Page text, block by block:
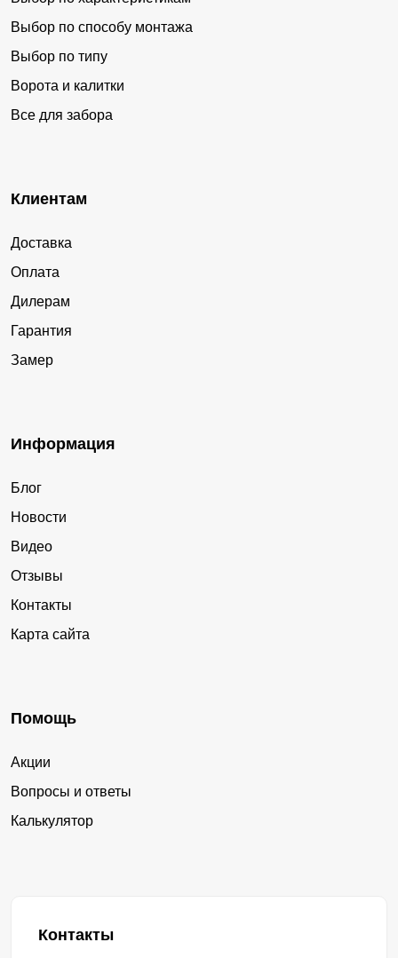
Выбор по способу монтажа
Выбор по типу
Ворота и калитки
Все для забора
Клиентам
Доставка
Оплата
Дилерам
Гарантия
Замер
Информация
Блог
Новости
Видео
Отзывы
Контакты
Карта сайта
Помощь
Акции
Вопросы и ответы
Калькулятор
Контакты